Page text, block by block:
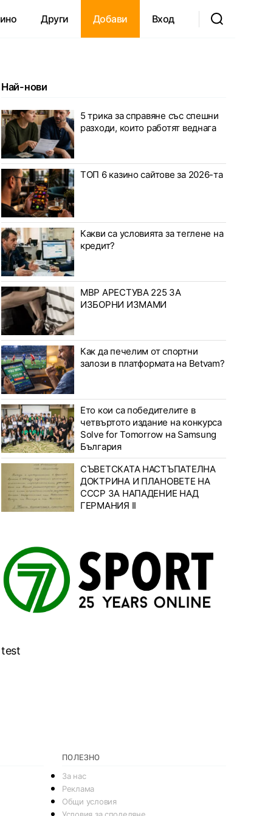
Други Добави Вход
свят, анализи,…
Най-нови
5 трика за справяне със спешни
разходи, които работят веднага
ТОП 6 казино сайтове за 2026-та
Какви са условията за теглене на
кредит?
МВР АРЕСТУВА 225 ЗА
ИЗБОРНИ ИЗМАМИ
Как да печелим от спортни
залози в платформата на Betvam?
Ето кои са победителите в
четвъртото издание на конкурса
Solve for Tomorrow на Samsung
България
СЪВЕТСКАТА НАСТЪПАТЕЛНА
ДОКТРИНА И ПЛАНОВЕТЕ НА
СССР ЗА НАПАДЕНИЕ НАД
ГЕРМАНИЯ II
test
ПОЛЕЗНО
За нас
Реклама
Общи условия